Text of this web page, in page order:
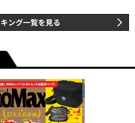
ング一覧を見る